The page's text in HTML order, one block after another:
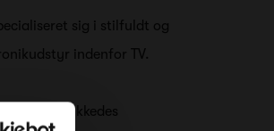
sig i stilfuldt og
indenfor TV.
er det lykkedes